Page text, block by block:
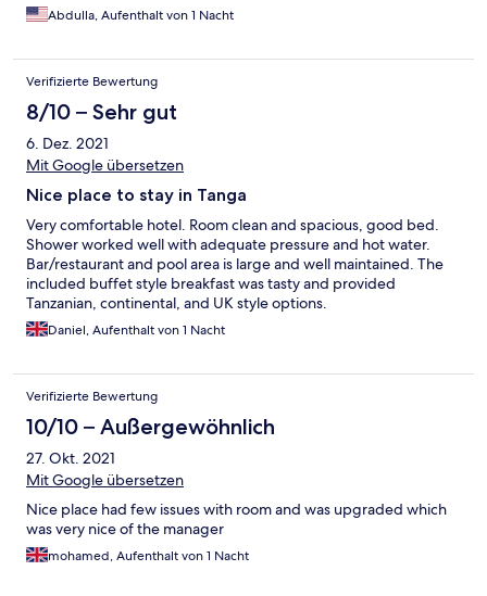
Abdulla, Aufenthalt von 1 Nacht
Verifizierte Bewertung
8/10 – Sehr gut
6. Dez. 2021
Mit Google übersetzen
Nice place to stay in Tanga
Very comfortable hotel. Room clean and spacious, good bed.
Shower worked well with adequate pressure and hot water.
Bar/restaurant and pool area is large and well maintained. The
included buffet style breakfast was tasty and provided
Tanzanian, continental, and UK style options.
Daniel, Aufenthalt von 1 Nacht
Verifizierte Bewertung
10/10 – Außergewöhnlich
27. Okt. 2021
Mit Google übersetzen
Nice place had few issues with room and was upgraded which
was very nice of the manager
mohamed, Aufenthalt von 1 Nacht